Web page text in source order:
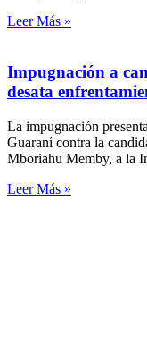
Leer Más »
Impugnación a
desata
La impugnación
Guaraní contra la
Mboriahu Memby, a la
Leer Más »